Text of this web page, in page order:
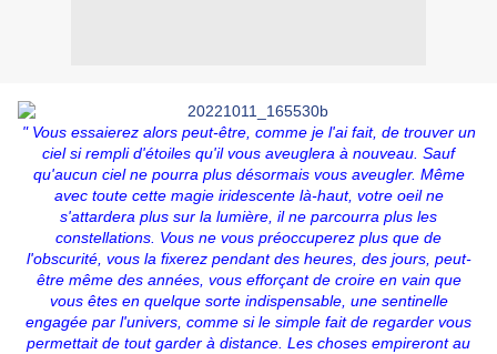
" Vous essaierez alors peut-être, comme je l'ai fait, de trouver un
ciel si rempli d'étoiles qu'il vous aveuglera à nouveau. Sauf
qu'aucun ciel ne pourra plus désormais vous aveugler. Même
avec toute cette magie iridescente là-haut, votre oeil ne
s'attardera plus sur la lumière, il ne parcourra plus les
constellations. Vous ne vous préoccuperez plus que de
l'obscurité, vous la fixerez pendant des heures, des jours, peut-
être même des années, vous efforçant de croire en vain que
vous êtes en quelque sorte indispensable, une sentinelle
engagée par l'univers, comme si le simple fait de regarder vous
permettait de tout garder à distance. Les choses empireront au